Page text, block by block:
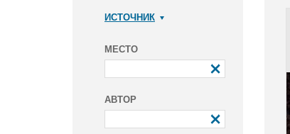
ИСТОЧНИК
МЕСТО
АВТОР